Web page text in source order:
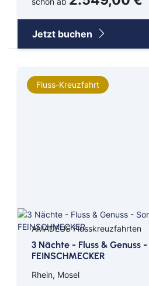
Jetzt buchen
Fluss-Kreuzfahrt
AMADEUS Flusskreuzfahrten
3 Nächte - Fluss & Genuss
FEINSCHMECKER
Rhein, Mosel